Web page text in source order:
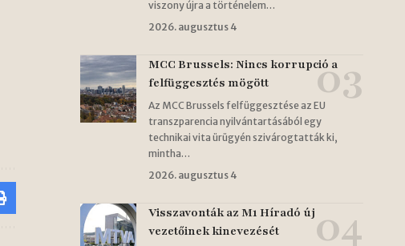
viszony újra a történelem…
2026. augusztus 4
MCC Brussels: Nincs korrupció a
felfüggesztés mögött
Az MCC Brussels felfüggesztése az EU
transzparencia nyilvántartásából egy
technikai vita ürügyén szivárogtatták ki,
mintha…
2026. augusztus 4
Visszavonták az M1 Híradó új
vezetőinek kinevezését